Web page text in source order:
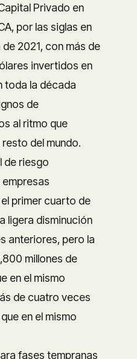
Privado en
por las siglas en
2021, con más de
invertidos en
toda la década
de
al ritmo que
del mundo.
de riesgo
primer cuarto de
ligera disminución
anteriores, pero la
millones de
en el mismo
de cuatro veces
en el mismo
fases tempranas